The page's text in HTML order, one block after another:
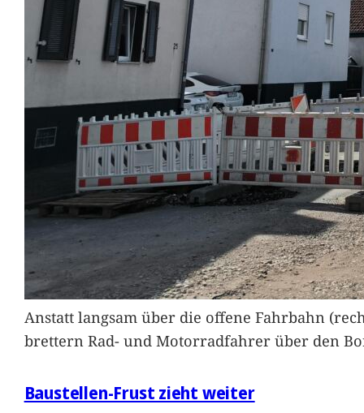
Anstatt langsam über die offene Fahrbahn
brettern Rad- und Motorradfahrer über den
Baustellen-Frust zieht weiter